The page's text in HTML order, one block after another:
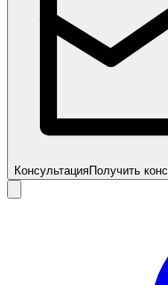
КонсультацияПолучить